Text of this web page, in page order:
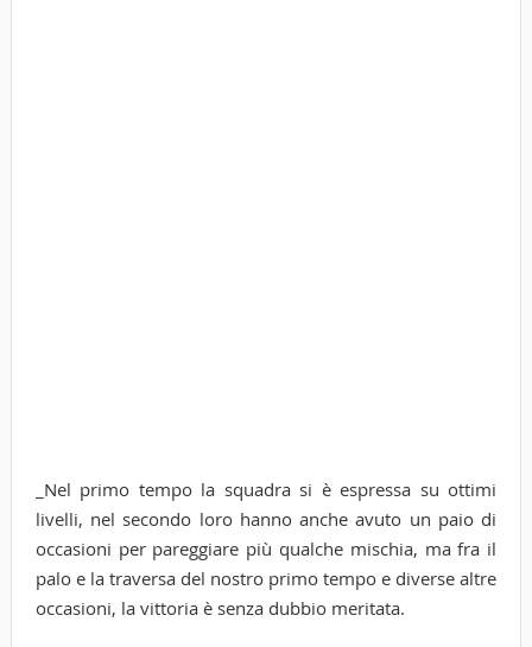
_Nel primo tempo la squadra si è espressa su ottimi
livelli, nel secondo loro hanno anche avuto un paio di
occasioni per pareggiare più qualche mischia, ma fra il
palo e la traversa del nostro primo tempo e diverse altre
occasioni, la vittoria è senza dubbio meritata.